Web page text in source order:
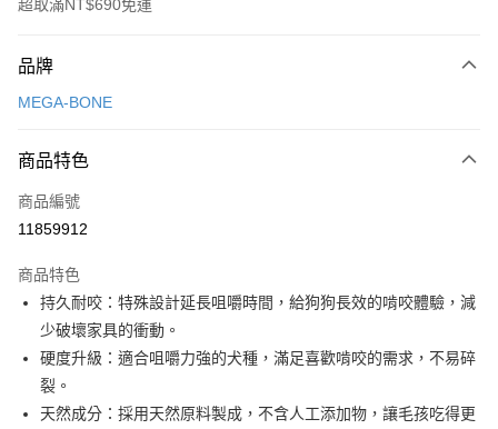
超取滿NT$690免運
信用卡一次付款
LINE Pay
街口支付
全盈+PAY
AFTEE先享後付
相關說明
【關於「AFTEE先享後付」】
AFTEE先享後付是「在收到商品之後才付款」的支付方式。 讓您購物簡單
便利好安心！
貨到付款
品牌
MEGA-BONE
商品特色
商品編號
11859912
商品特色
持久耐咬：特殊設計延長咀嚼時間，給狗狗長效的啃咬體驗，減
少破壞家具的衝動。
硬度升級：適合咀嚼力強的犬種，滿足喜歡啃咬的需求，不易碎
裂。
天然成分：採用天然原料製成，不含人工添加物，讓毛孩吃得更